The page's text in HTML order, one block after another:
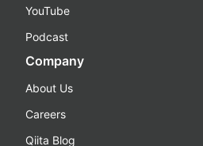
YouTube
Podcast
Company
About Us
Careers
Qiita Blog